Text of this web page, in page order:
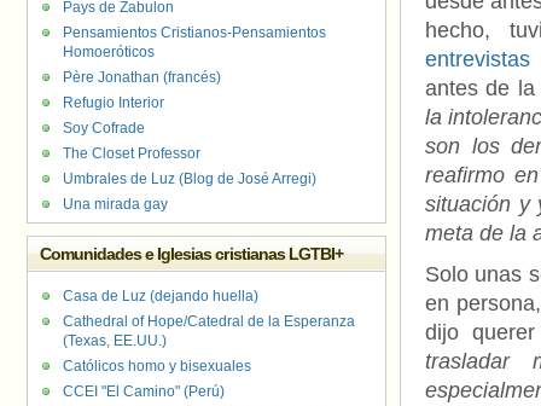
hecho,
entrevistas
antes de
la
son los
reafirmo
situación y
meta de la
Solo unas
en
dijo
trasladar
Pays de Zabulon
Pensamientos Cristianos-Pensamientos
Homoeróticos
Père Jonathan (francés)
Refugio Interior
Soy Cofrade
The Closet Professor
Umbrales de Luz (Blog de José Arregi)
Una mirada gay
Comunidades e Iglesias cristianas LGTBI+
Casa de Luz (dejando huella)
Cathedral of Hope/Catedral de la Esperanza
(Texas, EE.UU.)
Católicos homo y bisexuales
CCEI "El Camino" (Perú)